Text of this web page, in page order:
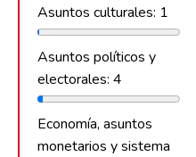
Asuntos culturales: 1
Asuntos políticos y
electorales: 4
Economía, asuntos
monetarios y sistema